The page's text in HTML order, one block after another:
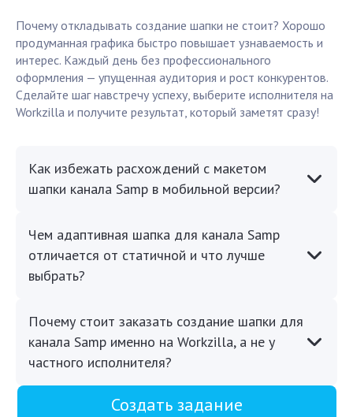
Почему откладывать создание шапки не стоит? Хорошо
продуманная графика быстро повышает узнаваемость и
интерес. Каждый день без профессионального
оформления — упущенная аудитория и рост конкурентов.
Сделайте шаг навстречу успеху, выберите исполнителя на
Workzilla и получите результат, который заметят сразу!
Как избежать расхождений с макетом
шапки канала Samp в мобильной версии?
Чем адаптивная шапка для канала Samp
отличается от статичной и что лучше
выбрать?
Почему стоит заказать создание шапки для
канала Samp именно на Workzilla, а не у
частного исполнителя?
Создать задание